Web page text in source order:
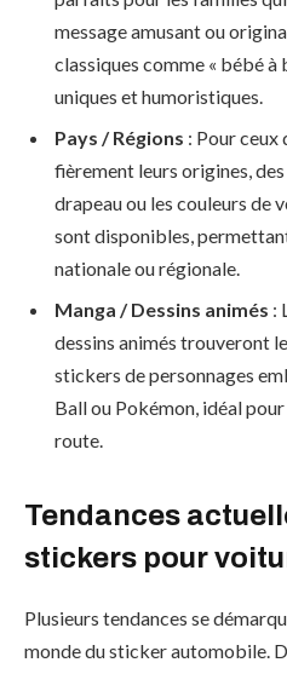
message amusant ou
classiques comme « bébé à
uniques et humoristiques.
Pays / Régions : Pour ceux
fièrement leurs origines,
drapeau ou les couleurs de
sont disponibles,
nationale ou régionale.
Manga / Dessins animés :
dessins animés trouveront
stickers de personnages
Ball ou Pokémon, idéal
route.
Tendances
stickers pour
Plusieurs tendances se
monde du sticker automobile.